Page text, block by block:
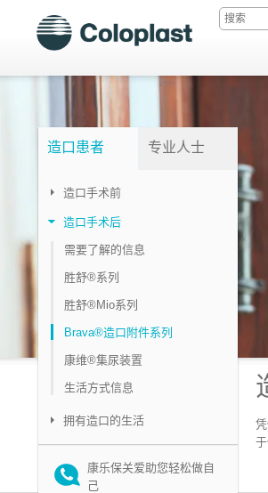
造口患者
造口手术前
造口手术后
需要了解的信息
胜舒®系列
胜舒®Mio系列
Brava®造口附件系列
康维®集尿装置
生活方式信息
拥有造口的生活
专业人士
康乐保关爱助您轻松做自
己